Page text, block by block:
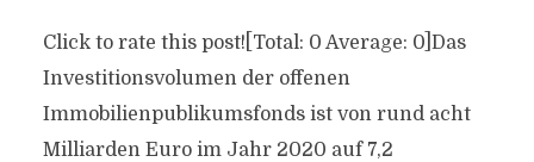
Click to rate this post![Total: 0 Average: 0]Das
Investitionsvolumen der offenen
Immobilienpublikumsfonds ist von rund acht
Milliarden Euro im Jahr 2020 auf 7,2